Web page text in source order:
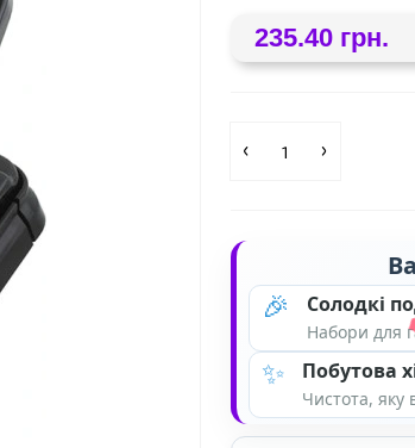
235.40 грн.
🎉 Солодкі
Набори для
✨ Побутова
Чистота, яку